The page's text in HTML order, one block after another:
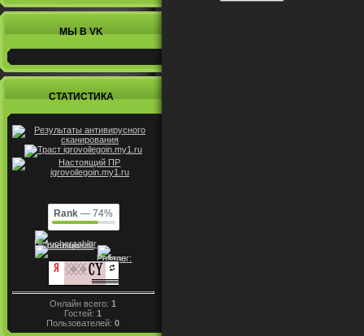
МЫ В VK
СТАТИСТИКА
Rank — 74%
Онлайн всего:1
Гостей:1
Пользователей:0